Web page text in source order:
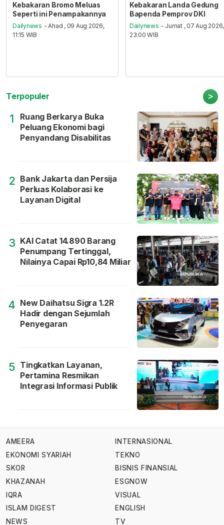
Kebakaran Bromo Meluas
Seperti ini Penampakannya
Dailynews - Ahad , 09 Aug 2026,
11:15 WIB
Kebakaran Landa Gedung
Bapenda Pemprov DKI
Dailynews - Jumat , 07 Aug 2026,
23:00 WIB
Terpopuler >
1
Ruang Berkarya Buka
Peluang Ekonomi bagi
Penyandang Disabilitas
2 Bank Jakarta dan Persija
Perluas Kolaborasi ke
Layanan Digital
3 KAI Catat 14.890 Barang
Penumpang Tertinggal,
Nilainya Capai Rp10,84 Miliar
4 New Daihatsu Sigra 1.2R
Hadir dengan Sejumlah
Penyegaran
5 Tingkatkan Layanan,
Pertamina Resmikan
Integrasi Informasi Publik
AMEERA
EKONOMI SYARIAH
SKOR
KHAZANAH
IQRA
ISLAM DIGEST
NEWS
INTERNASIONAL
TEKNO
BISNIS FINANSIAL
ESGNOW
VISUAL
ENGLISH
TV